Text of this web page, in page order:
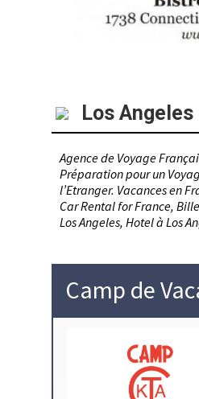
Los Angeles
Agence de Voyage
Préparation pour un
l’Etranger. Vacances en
Car Rental for France,
Los Angeles, Hotel à Los
Camp de